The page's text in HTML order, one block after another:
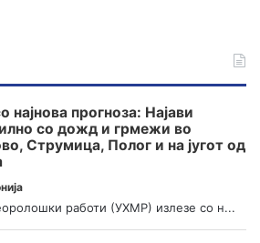
најнова прогноза: Најави
со дожд и грмежи во
Струмица, Полог и на југот од
работи (УХМР) излезе со н...